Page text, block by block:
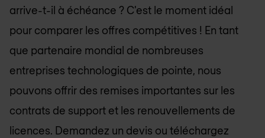
arrive-t-il à échéance ? C'est le moment idéal
pour comparer les offres compétitives ! En tant
que partenaire mondial de nombreuses
entreprises technologiques de pointe, nous
pouvons offrir des remises importantes sur les
contrats de support et les renouvellements de
licences. Demandez un devis ou téléchargez